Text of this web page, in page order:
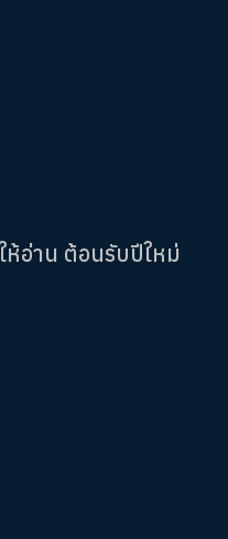
ห้อ่าน ต้อนรับปีใหม่